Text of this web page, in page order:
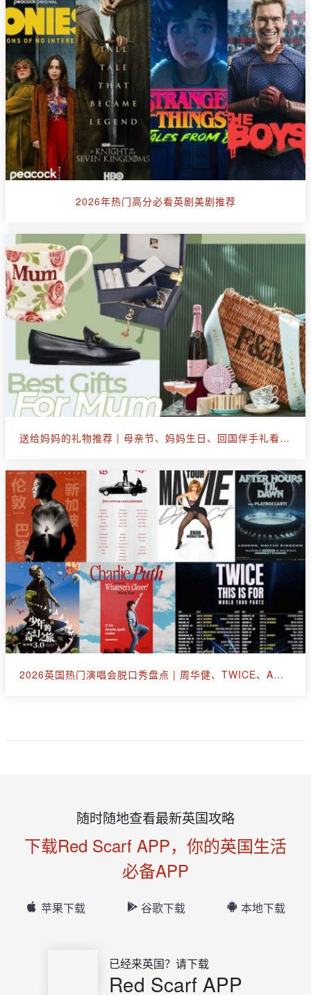
2026年热门高分必看英剧美剧推荐
送给妈妈的礼物推荐 | 母亲节、妈妈生日、回国伴手礼看这篇就够了
2026英国热门演唱会脱口秀盘点 | 周华健、TWICE、A妹、断眉、王嘉尔
随时随地查看最新英国攻略
下载Red Scarf APP，你的英国生活
必备APP
苹果下载 谷歌下载 本地下载
已经来英国？请下载
Red Scarf APP